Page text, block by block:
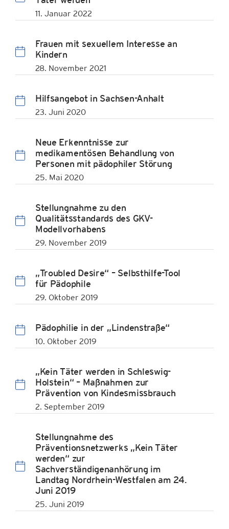
11. Januar 2022
Frauen mit sexuellem Interesse an
Kindern
28. November 2021
Hilfsangebot in Sachsen-Anhalt
23. Juni 2020
Neue Erkenntnisse zur
medikamentösen Behandlung von
Personen mit pädophiler Störung
25. Mai 2020
Stellungnahme zu den
Qualitätsstandards des GKV-
Modellvorhabens
29. November 2019
„Troubled Desire“ – Selbsthilfe-Tool
für Pädophile
29. Oktober 2019
Pädophilie in der „Lindenstraße“
10. Oktober 2019
„Kein Täter werden in Schleswig-
Holstein“ – Maßnahmen zur
Prävention von Kindesmissbrauch
2. September 2019
Stellungnahme des
Präventionsnetzwerks „Kein Täter
werden“ zur
Sachverständigenanhörung im
Landtag Nordrhein-Westfalen am 24.
Juni 2019
25. Juni 2019